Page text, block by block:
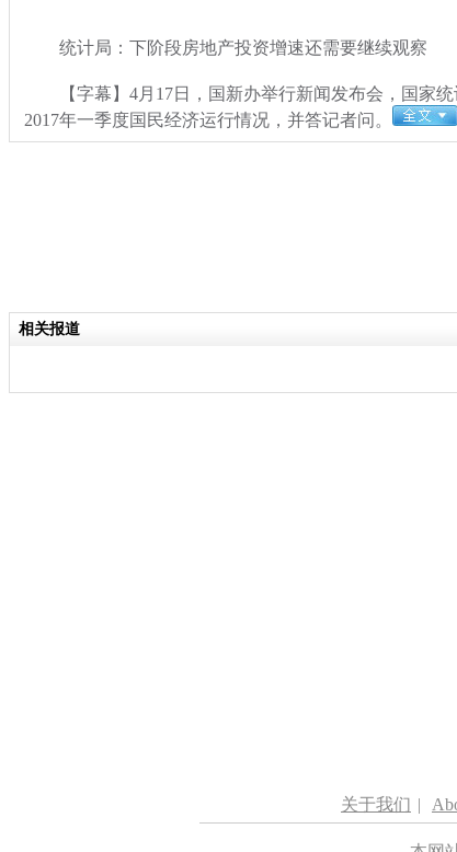
统计局：下阶段房地产投资增速还需要继续观察
【字幕】4月17日，国新办举行新闻发布会，国家统
2017年一季度国民经济运行情况，并答记者问。
相关报道
关于我们 |